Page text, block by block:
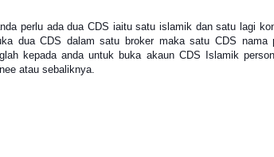
perlu ada dua CDS iaitu satu islamik dan satu lagi
dua CDS dalam satu broker maka satu CDS nama
kepada anda untuk buka akaun CDS Islamik
atau sebaliknya.